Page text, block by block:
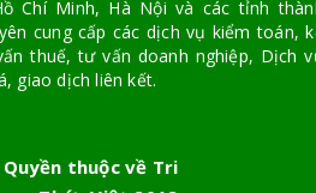
Chí Minh, Hà Nội và các tỉnh
cung cấp các dịch vụ kiểm toán,
thuế, tư vấn doanh nghiệp, Dịch
giao dịch liên kết.
Quyền thuộc về Tri